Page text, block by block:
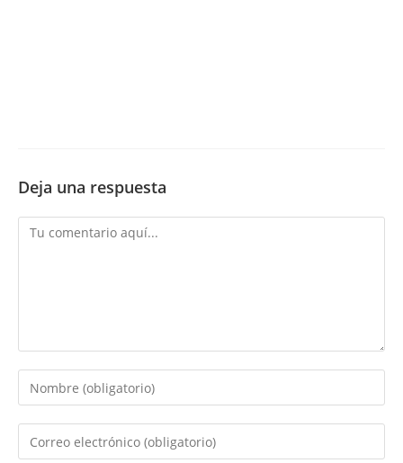
Deja una respuesta
Comentario
Introduce
tu
nombre
Introduce
tu